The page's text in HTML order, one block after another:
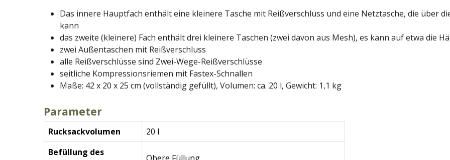
Das innere Hauptfach enthält eine kleinere Tasche mit Reißverschluss und eine Netztasche, die über
kann
das zweite (kleinere) Fach enthält drei kleinere Taschen (zwei davon aus Mesh), es kann auf etwa die
zwei Außentaschen mit Reißverschluss
alle Reißverschlüsse sind Zwei-Wege-Reißverschlüsse
seitliche Kompressionsriemen mit Fastex-Schnallen
Maße: 42 x 20 x 25 cm (vollständig gefüllt), Volumen: ca. 20 l, Gewicht: 1,1 kg
Parameter
Rucksackvolumen
20 l
Befüllung des